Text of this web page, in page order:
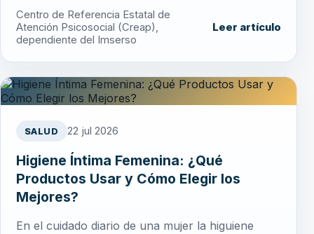
Centro de Referencia Estatal de
Atención Psicosocial (Creap),
dependiente del Imserso
Leer artículo
SALUD 22 jul 2026
Higiene Íntima Femenina: ¿Qué
Productos Usar y Cómo Elegir los
Mejores?
En el cuidado diario de una mujer la higuiene